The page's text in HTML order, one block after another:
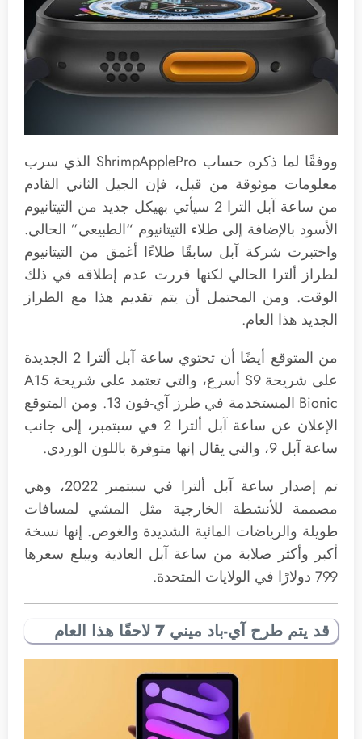
ووفقًا لما ذكره حساب ShrimpApplePro الذي سرب
معلومات موثوقة من قبل، فإن الجيل الثاني القادم
من ساعة آبل الترا 2 سيأتي بهيكل جديد من التيتانيوم
الأسود بالإضافة إلى طلاء التيتانيوم “الطبيعي” الحالي.
واختبرت شركة آبل سابقًا طلاءًا أغمق من التيتانيوم
لطراز ألترا الحالي لكنها قررت عدم إطلاقه في ذلك
الوقت. ومن المحتمل أن يتم تقديم هذا مع الطراز
الجديد هذا العام.
من المتوقع أيضًا أن تحتوي ساعة آبل ألترا 2 الجديدة
على شريحة S9 أسرع، والتي تعتمد على شريحة A15
Bionic المستخدمة في طرز آي-فون 13. ومن المتوقع
الإعلان عن ساعة آبل ألترا 2 في سبتمبر، إلى جانب
ساعة آبل 9، والتي يقال إنها متوفرة باللون الوردي.
تم إصدار ساعة آبل ألترا في سبتمبر 2022، وهي
مصممة للأنشطة الخارجية مثل المشي لمسافات
طويلة والرياضات المائية الشديدة والغوص. إنها نسخة
أكبر وأكثر صلابة من ساعة آبل العادية ويبلغ سعرها
799 دولارًا في الولايات المتحدة.
قد يتم طرح آي-باد ميني 7 لاحقًا هذا العام